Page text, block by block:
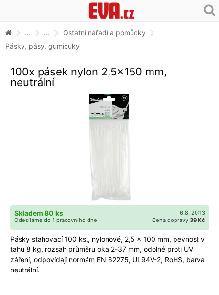
... ...
Ostatní nářadí a pomůcky
Pásky, pásy, gumicuky
100x pásek nylon 2,5x150 mm,
neutrální
6.8. 20:13
Skladem 80 ks
Cena dopravy 39 Kč
Odesíláme do 1 pracovního dne
Pásky stahovací 100 ks,, nylonové, 2,5 x 100 mm, pevnost v
tahu 8 kg, rozsah průměru oka 2-37 mm, odolné proti UV
záření, odpovídají normám EN 62275, UL94V-2, RoHS, barva
neutrální.